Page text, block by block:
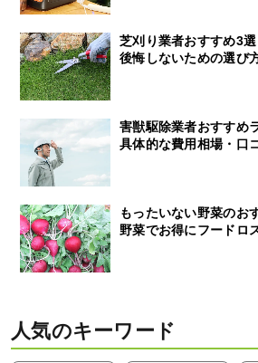
芝刈り業者おすすめ3
後悔しないための選び
害獣駆除業者おすすめ
具体的な費用相場・口
もったいない野菜のお
野菜でお得にフードロ
人気のキーワード